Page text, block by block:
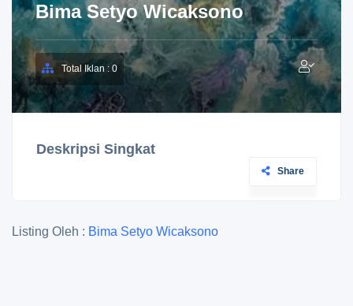
Bima Setyo Wicaksono
Total Iklan : 0
Deskripsi Singkat
Share
Listing Oleh : Bima Setyo Wicaksono